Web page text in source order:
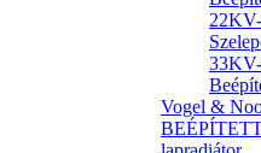
Vogel &